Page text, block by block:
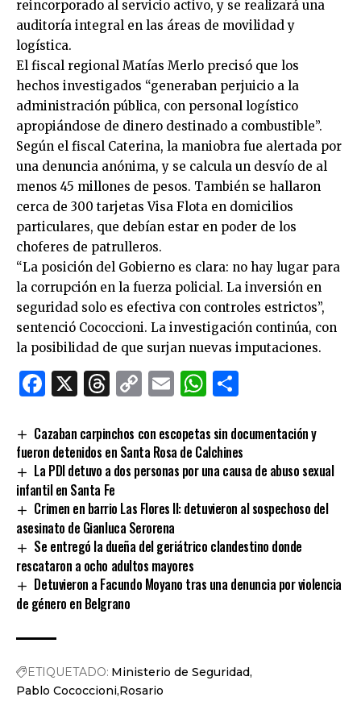
reincorporado al servicio activo, y se realizará una
auditoría integral en las áreas de movilidad y
logística.
El fiscal regional Matías Merlo precisó que los
hechos investigados “generaban perjuicio a la
administración pública, con personal logístico
apropiándose de dinero destinado a combustible”.
Según el fiscal Caterina, la maniobra fue alertada por
una denuncia anónima, y se calcula un desvío de al
menos 45 millones de pesos. También se hallaron
cerca de 300 tarjetas Visa Flota en domicilios
particulares, que debían estar en poder de los
choferes de patrulleros.
“La posición del Gobierno es clara: no hay lugar para
la corrupción en la fuerza policial. La inversión en
seguridad solo es efectiva con controles estrictos”,
sentenció Cococcioni. La investigación continúa, con
la posibilidad de que surjan nuevas imputaciones.
Facebook
X Threads
CopyEmailWhatsApp
Cazaban carpinchos con escopetas sin documentación y
fueron detenidos en Santa Rosa de Calchines
La PDI detuvo a dos personas por una causa de abuso sexual
infantil en Santa Fe
Crimen en barrio Las Flores II: detuvieron al sospechoso del
asesinato de Gianluca Serorena
Se entregó la dueña del geriátrico clandestino donde
rescataron a ocho adultos mayores
Detuvieron a Facundo Moyano tras una denuncia por violencia
de género en Belgrano
ETIQUETADO: Ministerio de Seguridad
Pablo Cococcioni Rosario